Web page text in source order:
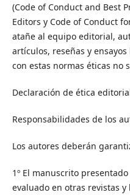
(Code of Conduct and Best
Editors y Code of Conduct
atañe al equipo editorial,
artículos, reseñas y
con estas normas éticas no
Declaración de ética
Responsabilidades de los
Los autores deberán
1º El manuscrito
evaluado en otras revistas